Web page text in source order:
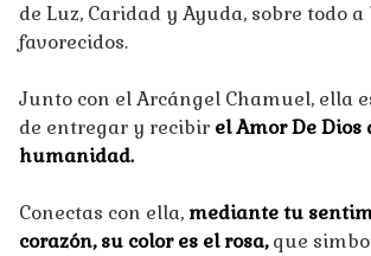
de Luz, Caridad y Ayuda, sobre todo a
favorecidos.
Junto con el Arcángel Chamuel, ella
de entregar y recibir el Amor De Dios
humanidad.
Conectas con ella,mediante tu
corazón, su color es el rosa,que